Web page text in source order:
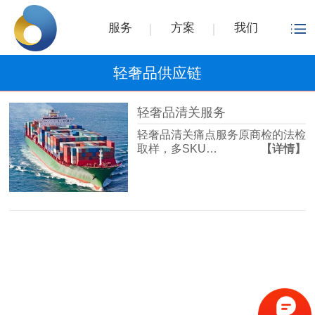
服务 方案 我们
轻奢品供应链
轻奢品清关服务
轻奢品清关痛点服务原商检的法检
取样，多SKU…
【详情】